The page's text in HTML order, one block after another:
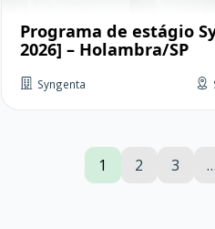
Programa de estágio
2026] – Holambra/SP
Syngenta
1 2 3 …